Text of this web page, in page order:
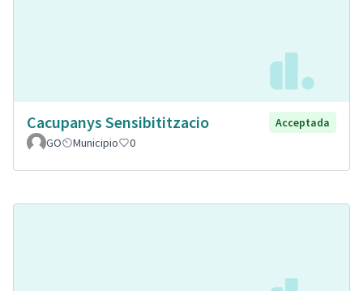
Cacupanys Sensibititzacio
Acceptada
GO
Municipio 0